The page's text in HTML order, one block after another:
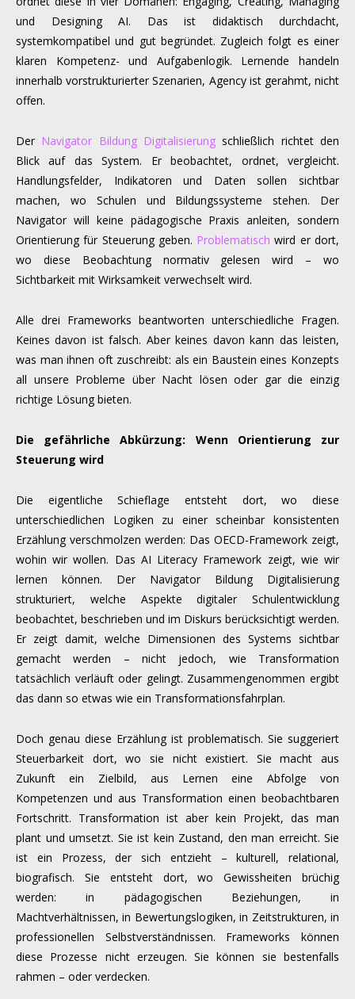
und Designing AI. Das ist didaktisch durchdacht,
systemkompatibel und gut begründet. Zugleich folgt es einer
klaren Kompetenz- und Aufgabenlogik. Lernende handeln
innerhalb vorstrukturierter Szenarien, Agency ist gerahmt, nicht
offen.
Der Navigator Bildung Digitalisierung schließlich richtet den
Blick auf das System. Er beobachtet, ordnet, vergleicht.
Handlungsfelder, Indikatoren und Daten sollen sichtbar
machen, wo Schulen und Bildungssysteme stehen. Der
Navigator will keine pädagogische Praxis anleiten, sondern
Orientierung für Steuerung geben. Problematisch wird er dort,
wo diese Beobachtung normativ gelesen wird – wo
Sichtbarkeit mit Wirksamkeit verwechselt wird.
Alle drei Frameworks beantworten unterschiedliche Fragen.
Keines davon ist falsch. Aber keines davon kann das leisten,
was man ihnen oft zuschreibt: als ein Baustein eines Konzepts
all unsere Probleme über Nacht lösen oder gar die einzig
richtige Lösung bieten.
Die gefährliche Abkürzung: Wenn Orientierung zur
Steuerung wird
Die eigentliche Schieflage entsteht dort, wo diese
unterschiedlichen Logiken zu einer scheinbar konsistenten
Erzählung verschmolzen werden: Das OECD-Framework zeigt,
wohin wir wollen. Das AI Literacy Framework zeigt, wie wir
lernen können. Der Navigator Bildung Digitalisierung
strukturiert, welche Aspekte digitaler Schulentwicklung
beobachtet, beschrieben und im Diskurs berücksichtigt werden.
Er zeigt damit, welche Dimensionen des Systems sichtbar
gemacht werden – nicht jedoch, wie Transformation
tatsächlich verläuft oder gelingt. Zusammengenommen ergibt
das dann so etwas wie ein Transformationsfahrplan.
Doch genau diese Erzählung ist problematisch. Sie suggeriert
Steuerbarkeit dort, wo sie nicht existiert. Sie macht aus
Zukunft ein Zielbild, aus Lernen eine Abfolge von
Kompetenzen und aus Transformation einen beobachtbaren
Fortschritt. Transformation ist aber kein Projekt, das man
plant und umsetzt. Sie ist kein Zustand, den man erreicht. Sie
ist ein Prozess, der sich entzieht – kulturell, relational,
biografisch. Sie entsteht dort, wo Gewissheiten brüchig
werden: in pädagogischen Beziehungen, in
Machtverhältnissen, in Bewertungslogiken, in Zeitstrukturen, in
professionellen Selbstverständnissen. Frameworks können
diese Prozesse nicht erzeugen. Sie können sie bestenfalls
rahmen – oder verdecken.